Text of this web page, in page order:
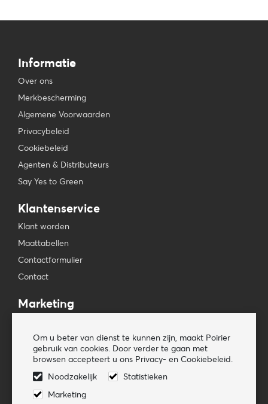
Om u beter van dienst te kunnen zijn, maakt Poirier
gebruik van cookies. Door verder te gaan met
browsen accepteert u ons Privacy- en Cookiebeleid.
Noodzakelijk
Statistieken
Marketing
Informatie
Over ons
Merkbescherming
Algemene Voorwaarden
Privacybeleid
Cookiebeleid
Agenten & Distributeurs
Say Yes to Green
Klantenservice
Klant worden
Maattabellen
Contactformulier
Contact
Marketing
Pers & Media
Nieuwsbrieven
Volg ons